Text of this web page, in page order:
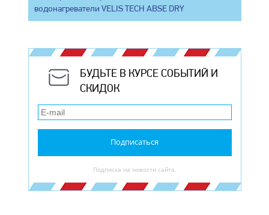
водонагреватели VELIS TECH ABSE DRY
БУДЬТЕ В КУРСЕ СОБЫТИЙ И
СКИДОК
Подписаться
Подписка на новости сайта.